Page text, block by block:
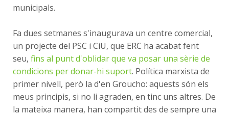
municipals.
Fa dues setmanes s'inaugurava un centre comercial,
un projecte del PSC i CiU, que ERC ha acabat fent
seu, fins al punt d'oblidar que va posar una sèrie de
condicions per donar-hi suport. Política marxista de
primer nivell, però la d'en Groucho: aquests són els
meus principis, si no li agraden, en tinc uns altres. De
la mateixa manera, han compartit des de sempre una